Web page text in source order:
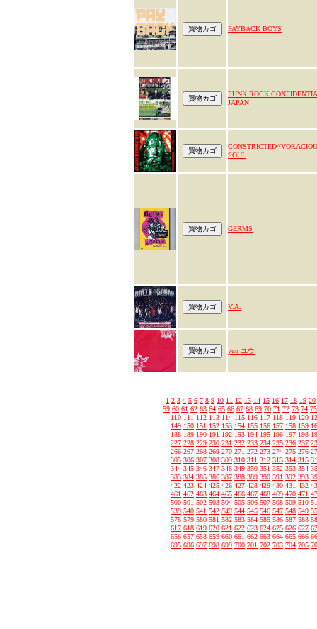
PAYBACK BOYS
PUNK ROCK
JAPAN
CONSTRICTED//
SOUL
GERMS
V.A.
yuu ユウ
1 2 3 4 5 6 7 8 9 10 11 12 13 14 15 16 17 18 19 20
59 60 61 62 63 64 65 66 67 68 69 70 71 72 73 74 75
110 111 112 113 114 115 116 117 118 119 120
149 150 151 152 153 154 155 156 157 158 159
188 189 190 191 192 193 194 195 196 197 198
227 228 229 230 231 232 233 234 235 236 237
266 267 268 269 270 271 272 273 274 275 276
305 306 307 308 309 310 311 312 313 314 315
344 345 346 347 348 349 350 351 352 353 354
383 384 385 386 387 388 389 390 391 392 393
422 423 424 425 426 427 428 429 430 431 432
461 462 463 464 465 466 467 468 469 470 471
500 501 502 503 504 505 506 507 508 509 510
539 540 541 542 543 544 545 546 547 548 549
578 579 580 581 582 583 584 585 586 587 588
617 618 619 620 621 622 623 624 625 626 627
656 657 658 659 660 661 662 663 664 665 666
695 696 697 698 699 700 701 702 703 704 705